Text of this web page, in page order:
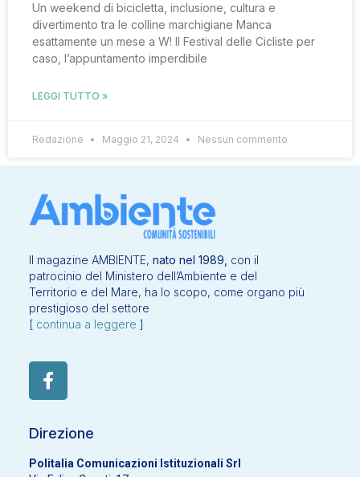
Un weekend di bicicletta, inclusione, cultura e
divertimento tra le colline marchigiane Manca
esattamente un mese a W! Il Festival delle Cicliste per
caso, l’appuntamento imperdibile
LEGGI TUTTO »
Redazione Maggio 21, 2024 Nessun commento
Il magazine AMBIENTE, nato nel 1989, con il
patrocinio del Ministero dell’Ambiente e del
Territorio e del Mare, ha lo scopo, come organo più
prestigioso del settore
[ continua a leggere ]
Direzione
Politalia Comunicazioni Istituzionali Srl